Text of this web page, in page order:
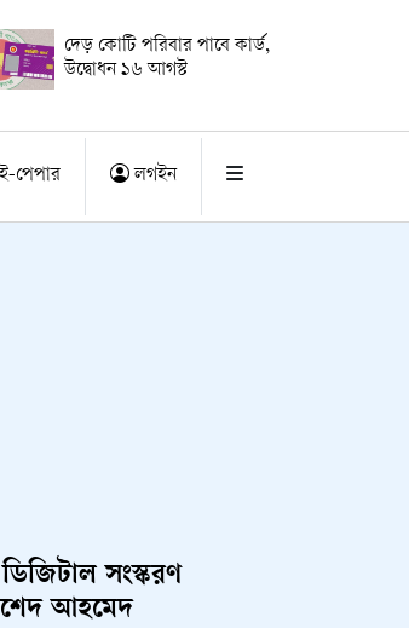
দেড় কোটি পরিবার পাবে কার্ড,
উদ্বোধন ১৬ আগস্ট
পেপার লগইন
ডিজিটাল সংস্করণ
আহমেদ